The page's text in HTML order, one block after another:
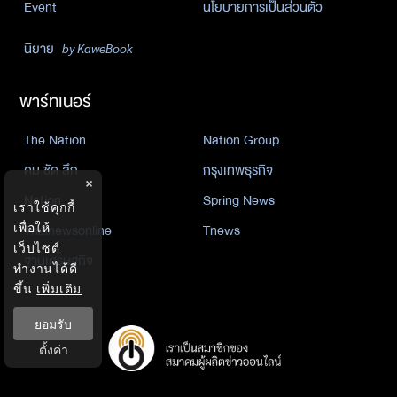
Event
นโยบายการเป็นส่วนตัว
นิยาย by KaweBook
พาร์ทเนอร์
The Nation
Nation Group
คม ชัด ลึก
กรุงเทพธุรกิจ
Nation
Spring News
Thainewsonline
Tnews
ฐานเศรษฐกิจ
×
เราใช้คุกกี้
เพื่อให้
เว็บไซต์
ทำงานได้ดี
ขึ้น เพิ่มเติม
ยอมรับ
ตั้งค่า